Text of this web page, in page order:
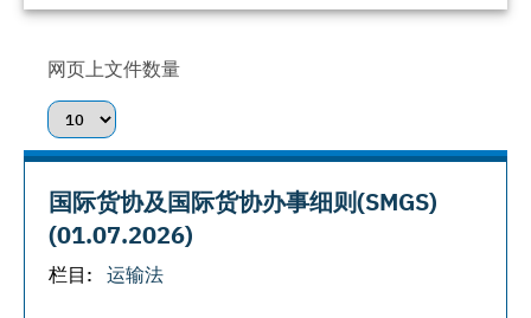
网页上文件数量
国际货协及国际货协办事细则(SMGS)
(01.07.2026)
栏目: 运输法